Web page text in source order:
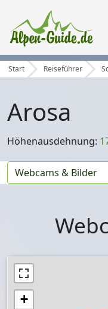
Start Reiseführer
Arosa
Höhenausdehnung:
+